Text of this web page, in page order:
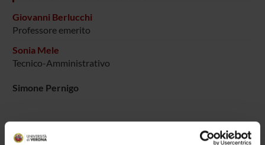
Giovanni Berlucchi
Professore emerito
Sonia Mele
Tecnico-Amministrativo
Simone Pernigo
COLLABORATORI ESTERNI